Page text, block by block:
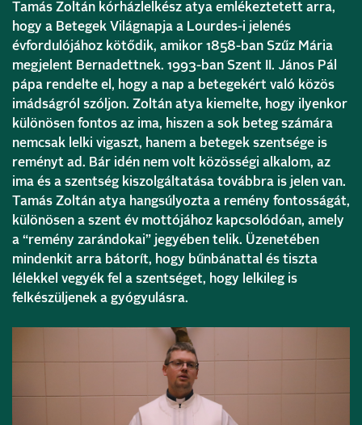
Tamás Zoltán kórházlelkész atya emlékeztetett arra,
hogy a Betegek Világnapja a Lourdes-i jelenés
évfordulójához kötődik, amikor 1858-ban Szűz Mária
megjelent Bernadettnek. 1993-ban Szent II. János Pál
pápa rendelte el, hogy a nap a betegekért való közös
imádságról szóljon. Zoltán atya kiemelte, hogy ilyenkor
különösen fontos az ima, hiszen a sok beteg számára
nemcsak lelki vigaszt, hanem a betegek szentsége is
reményt ad. Bár idén nem volt közösségi alkalom, az
ima és a szentség kiszolgáltatása továbbra is jelen van.
Tamás Zoltán atya hangsúlyozta a remény fontosságát,
különösen a szent év mottójához kapcsolódóan, amely
a “remény zarándokai” jegyében telik. Üzenetében
mindenkit arra bátorít, hogy bűnbánattal és tiszta
lélekkel vegyék fel a szentséget, hogy lelkileg is
felkészüljenek a gyógyulásra.